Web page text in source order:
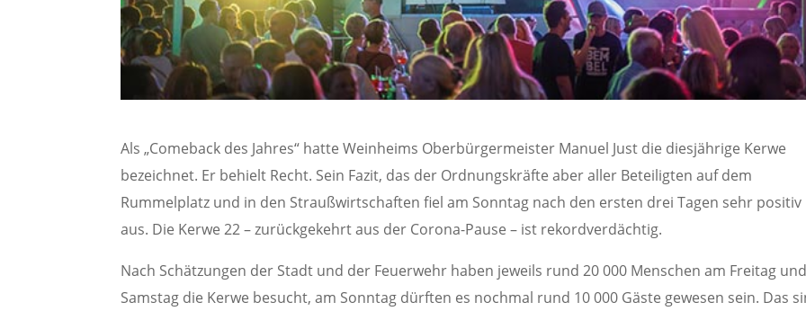
Als „Comeback des Jahres“ hatte Weinheims Oberbürgermeister Manuel Just die diesjährige Kerwe
bezeichnet. Er behielt Recht. Sein Fazit, das der Ordnungskräfte aber aller Beteiligten auf dem
Rummelplatz und in den Straußwirtschaften fiel am Sonntag nach den ersten drei Tagen sehr positiv
aus. Die Kerwe 22 – zurückgekehrt aus der Corona-Pause – ist rekordverdächtig.
Nach Schätzungen der Stadt und der Feuerwehr haben jeweils rund 20 000 Menschen am Freitag und
Samstag die Kerwe besucht, am Sonntag dürften es nochmal rund 10 000 Gäste gewesen sein. Das